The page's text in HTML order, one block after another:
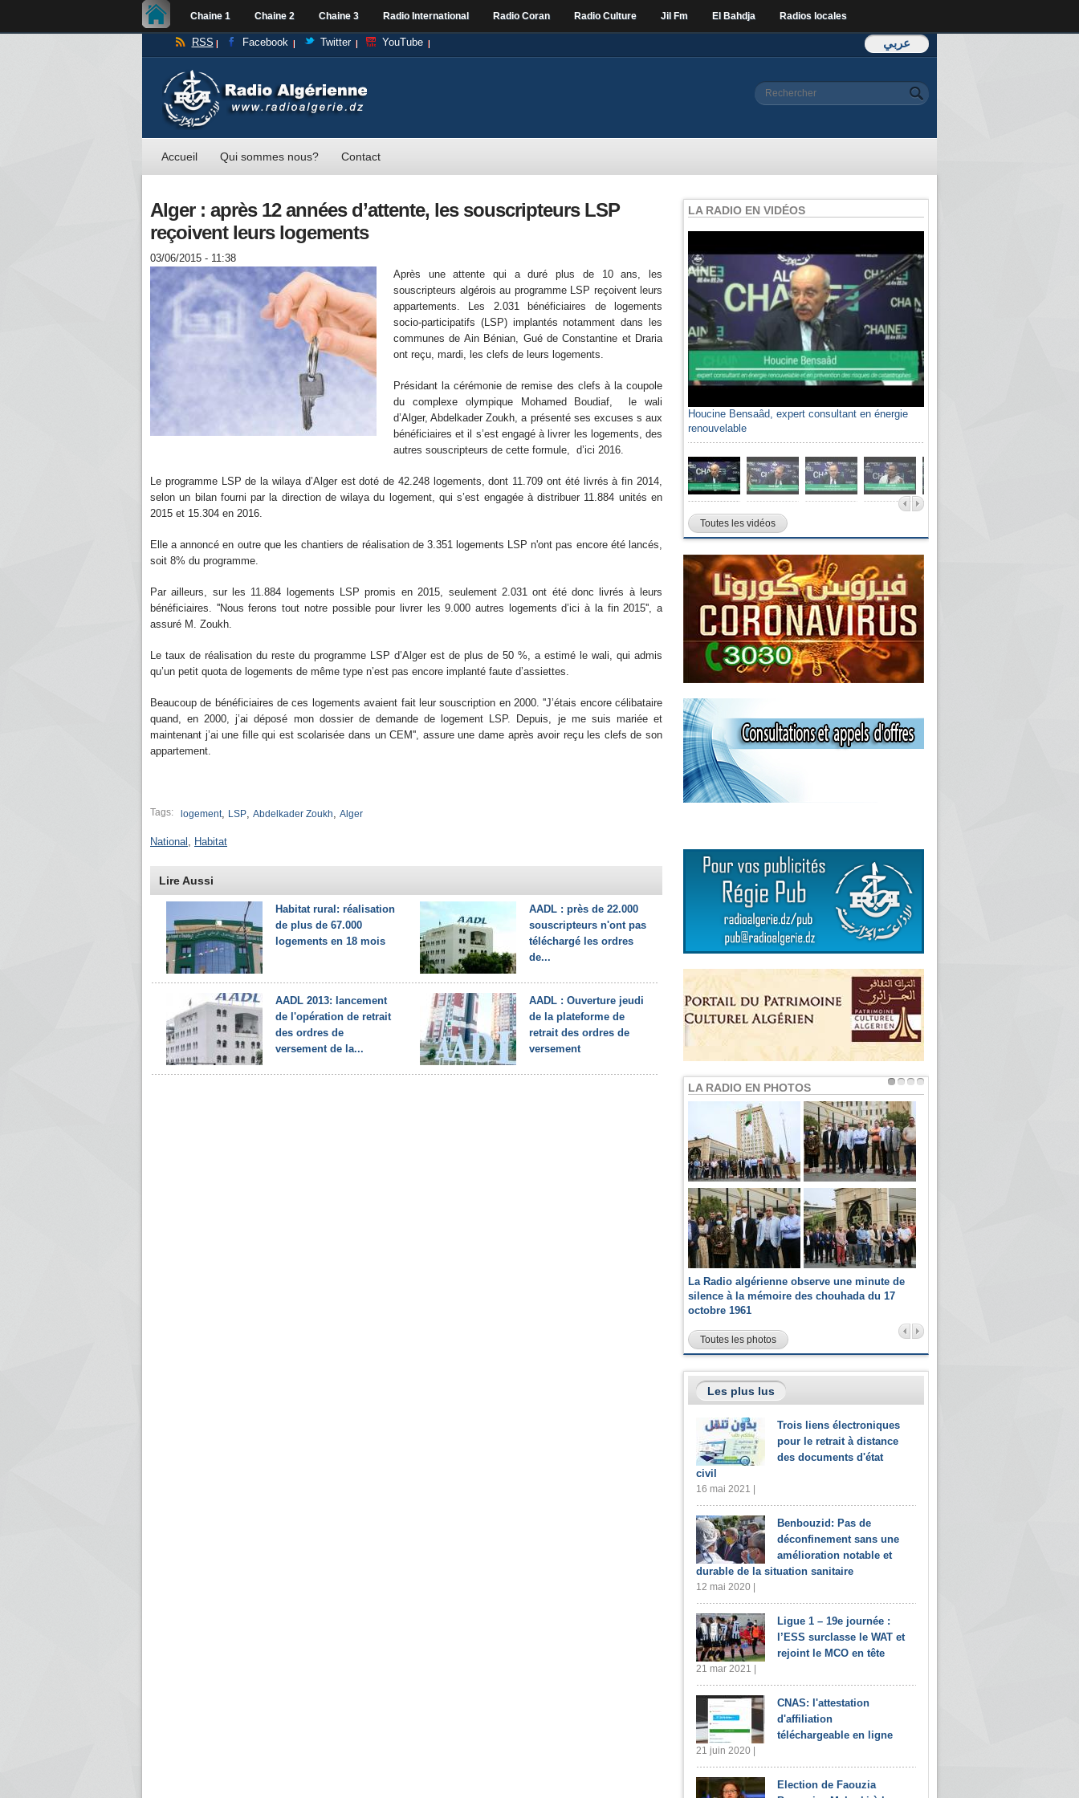
Chaine 1 Chaine 2 Chaine 3 Radio International Radio Coran Radio Culture Jil Fm El Bahdja Radios locales
عربي RSS Facebook Twitter YouTube
Formulaire de
Rechercher
Accueil Qui sommes nous? Contact
Alger : après 12 années d’attente, les souscripteurs LSP
reçoivent leurs logements
03/06/2015 - 11:38
Après une attente qui a duré plus de 10 ans, les
souscripteurs algérois au programme LSP reçoivent leurs
appartements. Les 2.031 bénéficiaires de logements
socio-participatifs (LSP) implantés notamment dans les
communes de Ain Bénian, Gué de Constantine et Draria
ont reçu, mardi, les clefs de leurs logements.
Présidant la cérémonie de remise des clefs à la coupole
du complexe olympique Mohamed Boudiaf, le wali
d’Alger, Abdelkader Zoukh, a présenté ses excuses s aux
bénéficiaires et il s’est engagé à livrer les logements, des
autres souscripteurs de cette formule, d’ici 2016.
Le programme LSP de la wilaya d’Alger est doté de 42.248 logements, dont 11.709 ont été livrés à fin 2014,
selon un bilan fourni par la direction de wilaya du logement, qui s’est engagée à distribuer 11.884 unités en
2015 et 15.304 en 2016.
Elle a annoncé en outre que les chantiers de réalisation de 3.351 logements LSP n'ont pas encore été lancés,
soit 8% du programme.
Par ailleurs, sur les 11.884 logements LSP promis en 2015, seulement 2.031 ont été donc livrés à leurs
bénéficiaires. ''Nous ferons tout notre possible pour livrer les 9.000 autres logements d’ici à la fin 2015'', a
assuré M. Zoukh.
Le taux de réalisation du reste du programme LSP d’Alger est de plus de 50 %, a estimé le wali, qui admis
qu’un petit quota de logements de même type n’est pas encore implanté faute d’assiettes.
Beaucoup de bénéficiaires de ces logements avaient fait leur souscription en 2000. ''J’étais encore célibataire
quand, en 2000, j’ai déposé mon dossier de demande de logement LSP. Depuis, je me suis mariée et
maintenant j’ai une fille qui est scolarisée dans un CEM'', assure une dame après avoir reçu les clefs de son
appartement.
Tags: logement, LSP, Abdelkader Zoukh, Alger
National , Habitat
Lire Aussi
Habitat rural: réalisation
de plus de 67.000
logements en 18 mois
AADL : près de 22.000
souscripteurs n'ont pas
téléchargé les ordres
de...
AADL 2013: lancement
de l'opération de retrait
des ordres de
versement de la...
AADL : Ouverture jeudi
de la plateforme de
retrait des ordres de
versement
LA RADIO EN VIDÉOS
Houcine Bensaâd, expert consultant en énergie
renouvelable
Toutes les vidéos
LA RADIO EN PHOTOS
La Radio algérienne observe une minute de
silence à la mémoire des chouhada du 17
octobre 1961
Toutes les photos
Les plus lus
Trois liens électroniques
pour le retrait à distance
des documents d'état
civil
16 mai 2021 |
Benbouzid: Pas de
déconfinement sans une
amélioration notable et
durable de la situation sanitaire
12 mai 2020 |
Ligue 1 – 19e journée :
l’ESS surclasse le WAT et
rejoint le MCO en tête
21 mar 2021 |
CNAS: l'attestation
d'affiliation
téléchargeable en ligne
21 juin 2020 |
Election de Faouzia